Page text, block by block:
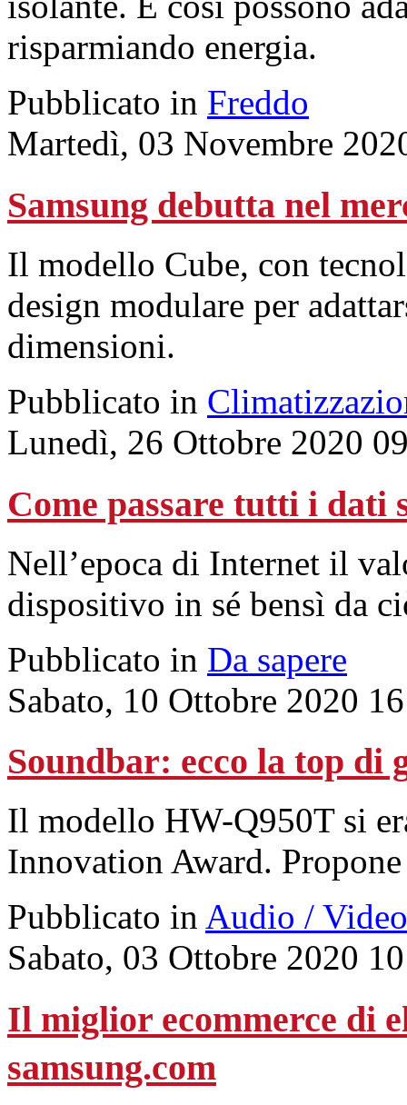
risparmiando energia.
Pubblicato in Freddo
Martedì, 03 Novembre
Samsung debutta nel
Il modello Cube, con
design modulare per
dimensioni.
Pubblicato in
Lunedì, 26 Ottobre 2020
Come passare tutti i dati
Nell’epoca di Internet il
dispositivo in sé bensì da
Pubblicato in Da sapere
Sabato, 10 Ottobre 2020
Soundbar: ecco la top di
Il modello HW-Q950T si
Innovation Award.
Pubblicato in Audio / Video
Sabato, 03 Ottobre 2020
Il miglior ecommerce di
samsung.com